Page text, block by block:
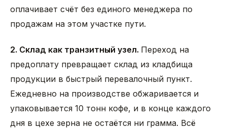
оплачивает счёт без единого менеджера по
продажам на этом участке пути.
2. Склад как транзитный узел. Переход на
предоплату превращает склад из кладбища
продукции в быстрый перевалочный пункт.
Ежедневно на производстве обжаривается и
упаковывается 10 тонн кофе, и в конце каждого
дня в цехе зерна не остаётся ни грамма. Всё